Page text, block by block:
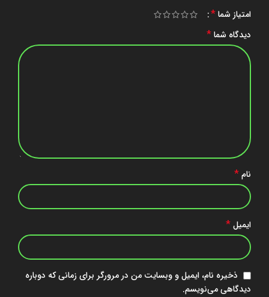
امتیاز شما*
دیدگاه شما*
نام*
ایمیل*
ذخیره نام، ایمیل و وبسایت من در مرورگر برای زمانی که دوباره
دیدگاهی می‌نویسم.